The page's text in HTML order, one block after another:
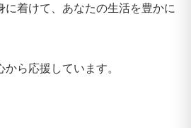
に着けて、あなたの生活を豊かに
ら応援しています。